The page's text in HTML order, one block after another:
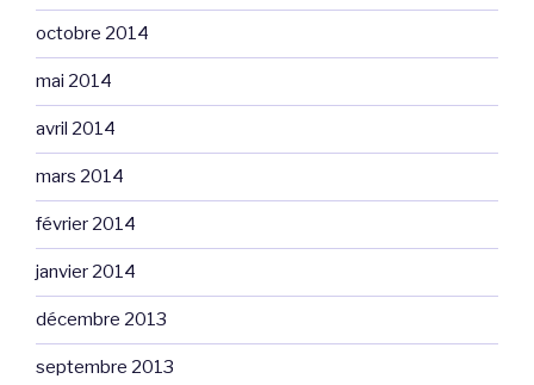
octobre 2014
mai 2014
avril 2014
mars 2014
février 2014
janvier 2014
décembre 2013
septembre 2013